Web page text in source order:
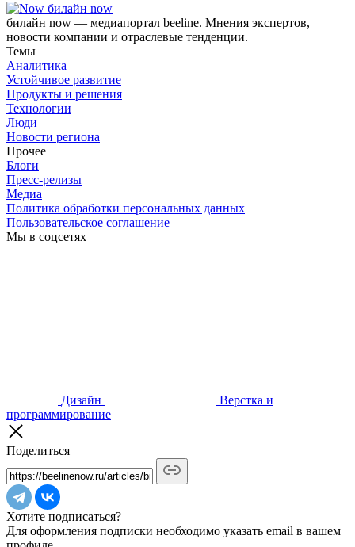
билайн now
билайн now — медиапортал beeline. Мнения экспертов,
новости компании и отраслевые тенденции.
Темы
Аналитика
Устойчивое развитие
Продукты и решения
Технологии
Люди
Новости региона
Прочее
Блоги
Пресс-релизы
Медиа
Политика обработки персональных данных
Пользовательское соглашение
Мы в соцсетях
Дизайн
Верстка и
программирование
Поделиться
Хотите подписаться?
Для оформления подписки необходимо указать email в вашем